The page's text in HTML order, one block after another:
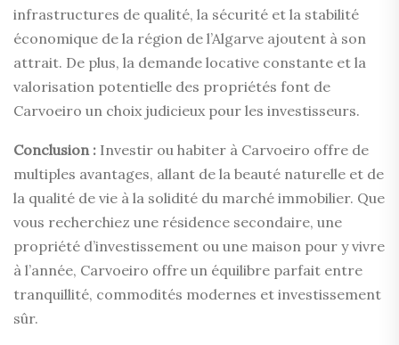
infrastructures de qualité, la sécurité et la stabilité
économique de la région de l’Algarve ajoutent à son
attrait. De plus, la demande locative constante et la
valorisation potentielle des propriétés font de
Carvoeiro un choix judicieux pour les investisseurs.
Conclusion : Investir ou habiter à Carvoeiro offre de
multiples avantages, allant de la beauté naturelle et de
la qualité de vie à la solidité du marché immobilier. Que
vous recherchiez une résidence secondaire, une
propriété d’investissement ou une maison pour y vivre
à l’année, Carvoeiro offre un équilibre parfait entre
tranquillité, commodités modernes et investissement
sûr.